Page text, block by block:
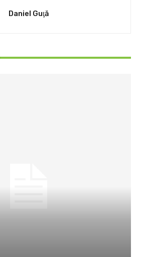
Daniel Guţă